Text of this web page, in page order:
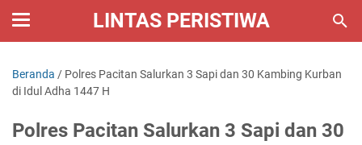
LINTAS PERISTIWA
Beranda / Polres Pacitan Salurkan 3 Sapi dan 30 Kambing Kurban
di Idul Adha 1447 H
Polres Pacitan Salurkan 3 Sapi dan 30